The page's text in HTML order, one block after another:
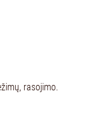
rasojimo.